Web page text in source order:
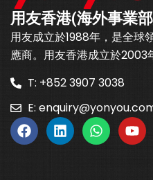
用友香港(海外事業
用友成立於1988年，是全球
應商。用友香港成立於2003
T: +852 3907 3038
E: